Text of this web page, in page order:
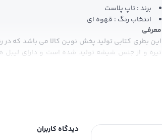
برند : تاپ پلاست
انتخاب رنگ : قهوه ای
معرفی
این بطری کتابی تولید پخش نوین کالا می باشد که در
تیره و از جنس شیشه تولید شده است و دارای لیبل
دیدگاه کاربران